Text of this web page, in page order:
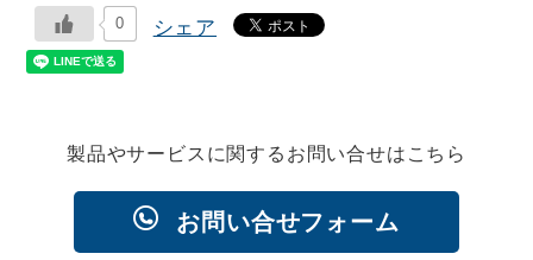
0 シェア
製品やサービスに関するお問い合せはこちら
お問い合せフォーム